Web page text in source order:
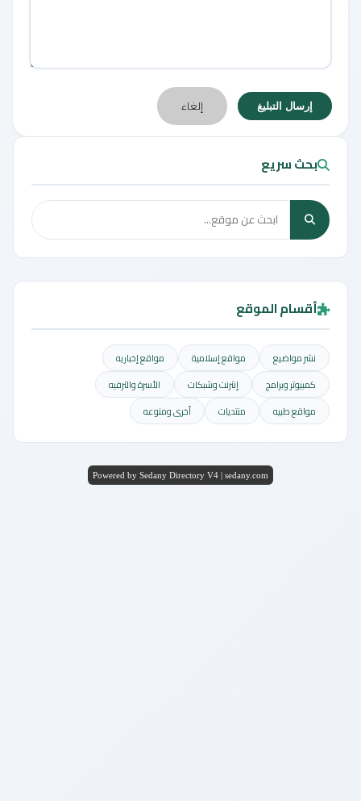
إرسال التبليغ إلغاء
بحث سريع
أقسام الموقع
نشر مواضيع مواقع إسلامية
مواقع إخباريه
كمبيوتر وبرامج
إنترنت وشبكات
الأسرة والترفيه
مواقع طبيه
منتديات أخرى ومنوعه
Powered by Sedany Directory V4 | sedany.com